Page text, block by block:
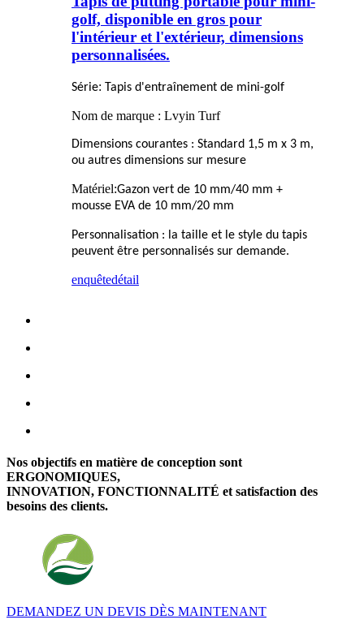
golf, disponible en gros pour
l'intérieur et l'extérieur, dimensions
personnalisées.
Série: Tapis d'entraînement de mini-golf
Nom de marque : Lvyin Turf
Dimensions courantes : Standard 1,5 m x 3 m,
ou autres dimensions sur mesure
Matériel:Gazon vert de 10 mm/40 mm +
mousse EVA de 10 mm/20 mm
Personnalisation : la taille et le style du tapis
peuvent être personnalisés sur demande.
enquêtedétail
Nos objectifs en matière de conception sont
ERGONOMIQUES,
INNOVATION, FONCTIONNALITÉ et satisfaction des
besoins des clients.
DEMANDEZ UN DEVIS DÈS MAINTENANT